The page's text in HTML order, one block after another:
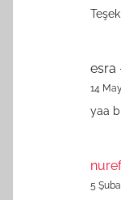
esra
14
yaa
5